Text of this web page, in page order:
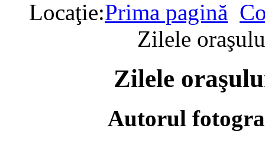
Locaţie:Prima pagină
Zilele
Zilele
Autorul